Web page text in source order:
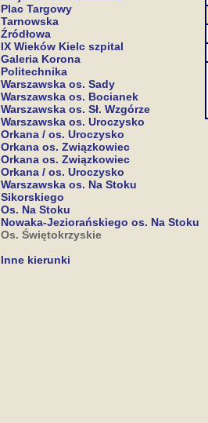
Plac Targowy
Tarnowska
Źródłowa
IX Wieków Kielc szpital
Galeria Korona
Politechnika
Warszawska os. Sady
Warszawska os. Bocianek
Warszawska os. Sł. Wzgórze
Warszawska os. Uroczysko
Orkana / os. Uroczysko
Orkana os. Związkowiec
Orkana os. Związkowiec
Orkana / os. Uroczysko
Warszawska os. Na Stoku
Sikorskiego
Os. Na Stoku
Nowaka-Jeziorańskiego os. Na Stoku
Os. Świętokrzyskie
Inne kierunki